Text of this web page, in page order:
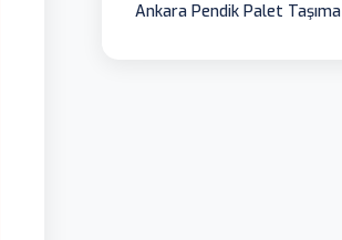
Ankara Pendik Palet Taşıma